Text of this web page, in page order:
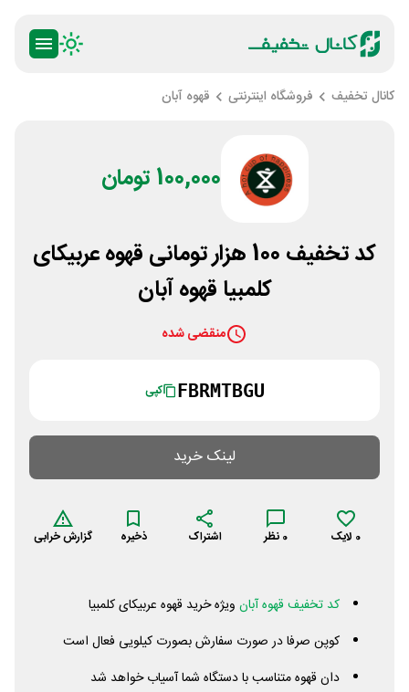
کانال تخفیف فروشگاه اینترنتی قهوه آبان
100,000 تومان
کد تخفیف 100 هزار تومانی قهوه عربیکای
کلمبیا قهوه آبان
منقضی شده
FBRMTBGU کپی
لینک خرید
0 لایک 0 نظر اشتراک ذخیره گزارش خرابی
کد تخفیف قهوه آبان ویژه خرید قهوه عربیکای کلمبیا
کوپن صرفا در صورت سفارش بصورت کیلویی فعال است
دان قهوه متناسب با دستگاه شما آسیاب خواهد شد